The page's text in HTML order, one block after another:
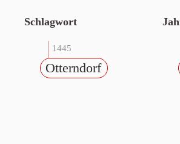
Schlagwort
1445
Otterndorf